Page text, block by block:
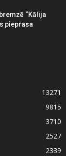
“Kālija
pieprasa
13271
9815
3710
2527
2339